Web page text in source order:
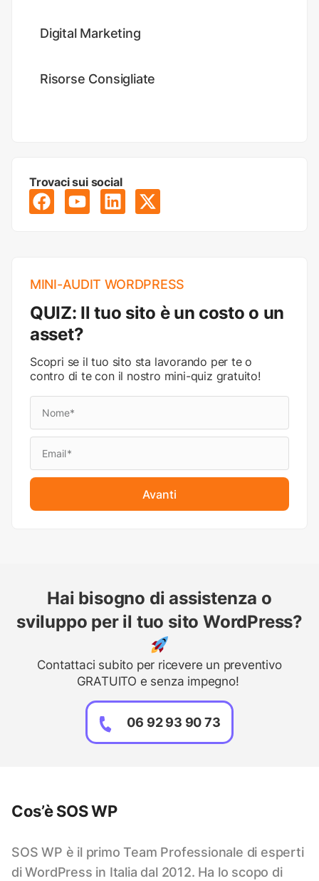
Digital Marketing
Risorse Consigliate
Trovaci sui social
MINI-AUDIT WORDPRESS
QUIZ: Il tuo sito è un costo o un
asset?
Scopri se il tuo sito sta lavorando per te o
contro di te con il nostro mini-quiz gratuito!
Avanti
Hai bisogno di assistenza o
sviluppo per il tuo sito WordPress?
Contattaci subito per ricevere un preventivo
GRATUITO e senza impegno!
06 92 93 90 73
Cos’è SOS WP
SOS WP è il primo Team Professionale di esperti
di WordPress in Italia dal 2012. Ha lo scopo di